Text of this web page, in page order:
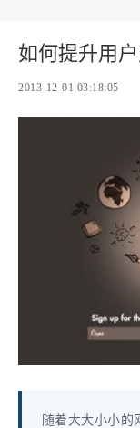
如何提升用
2013-12-01 03:18:05
随着大大小小的